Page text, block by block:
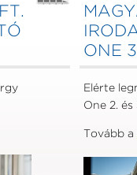
ONE
Elérte
One 2.
Tovább a